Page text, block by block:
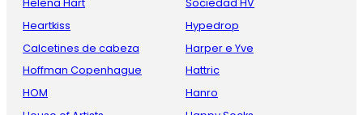
Helena Hart
Heartkiss
Calcetines de cabeza
Hoffman Copenhague
HOM
Sociedad HV
Hypedrop
Harper e Yve
Hattric
Hanro